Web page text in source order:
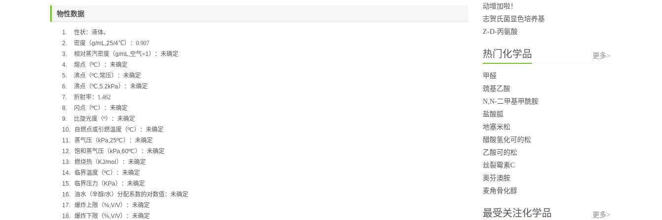
物性数据
1.
性状：液体。
2.
密度（g/mL,25/4℃）：0.907
3.
相对蒸汽密度（g/mL,空气=1）：未确定
4.
熔点（ºC）：未确定
5.
沸点（ºC,常压）：未确定
6.
沸点（ºC,5.2kPa）：未确定
7.
折射率：1.462
8.
闪点（ºC）：未确定
9.
比旋光度（º）：未确定
10.
自燃点或引燃温度（ºC）：未确定
11.
蒸气压（ kPa,25ºC）：未确定
12. 饱和蒸气压（ kPa,60ºC）：未确定
13. 燃烧热（ KJ/mol ）：未确定
14.
临界温度（ºC）：未确定
15.
临界压力（ KPa）：未确定
16. 油水（辛醇/水）分配系数的对数值：未确定
17. 爆炸上限（%,V/V）：未确定
18. 爆炸下限（%,V/V）：未确定
动增加啦！
志贺氏菌显色培养基
Z-D-丙氨酸
热门化学品 更多>
甲醛
巯基乙酸
N,N-二甲基甲酰胺
盐酸胍
地塞米松
醋酸氢化可的松
乙酸可的松
丝裂霉素C
奥芬澳胺
麦角骨化醇
最受关注化学品 更多>